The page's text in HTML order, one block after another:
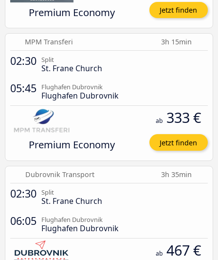
Premium Economy Jetzt finden
MPM Transferi 3h 15min
02:30 Split
St. Frane Church
05:45 Flughafen Dubrovnik
Flughafen Dubrovnik
Premium Economy
ab 333 €
Jetzt finden
Dubrovnik Transport 3h 35min
02:30 Split
St. Frane Church
06:05 Flughafen Dubrovnik
Flughafen Dubrovnik
ab 467 €